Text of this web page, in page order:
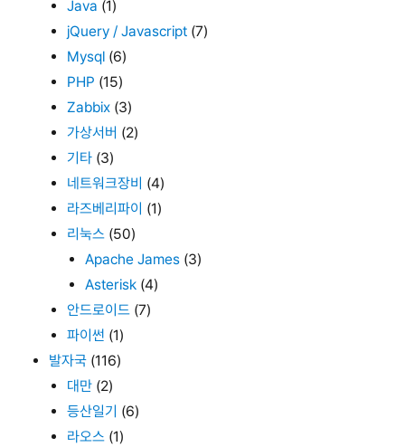
Java (1)
jQuery / Javascript (7)
Mysql (6)
PHP (15)
Zabbix (3)
가상서버 (2)
기타 (3)
네트워크장비 (4)
라즈베리파이 (1)
리눅스 (50)
Apache James (3)
Asterisk (4)
안드로이드 (7)
파이썬 (1)
발자국 (116)
대만 (2)
등산일기 (6)
라오스 (1)